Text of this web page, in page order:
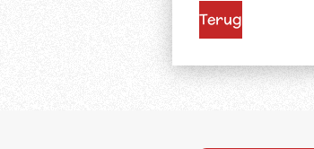
Terug